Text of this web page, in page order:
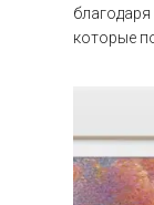
которые